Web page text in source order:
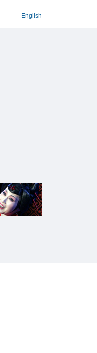
English